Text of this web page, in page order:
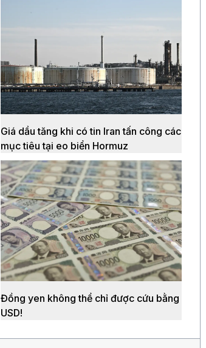
Giá dầu tăng khi có tin Iran tấn công các
mục tiêu tại eo biển Hormuz
Đồng yen không thể chỉ được cứu bằng
USD!